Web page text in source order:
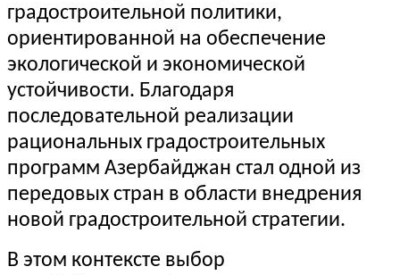
градостроительной политики,
ориентированной на обеспечение
экологической и экономической
устойчивости. Благодаря
последовательной реализации
рациональных градостроительных
программ Азербайджан стал одной из
передовых стран в области внедрения
новой градостроительной стратегии.
В этом контексте выбор